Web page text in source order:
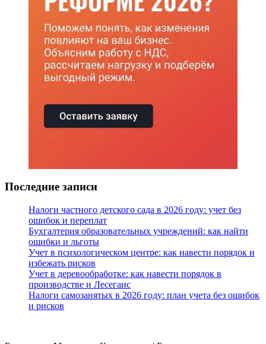
Последние записи
Налоги частного детского сада в 2026 году: учет без
ошибок и переплат
Бухгалтерия образовательных учреждений: как найти
ошибки и льготы
Учет в психологическом центре: как навести порядок и
избежать рисков
Учет в деревообработке: как навести порядок в
производстве и Лесегаис
Налоги самозанятых в 2026 году: план учета без ошибок
и рисков